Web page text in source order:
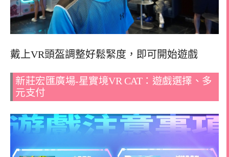
戴上VR頭盔調整好鬆緊度，即可開始遊戲
新莊宏匯廣場-星實境VR CAT：遊戲選擇、多
元支付